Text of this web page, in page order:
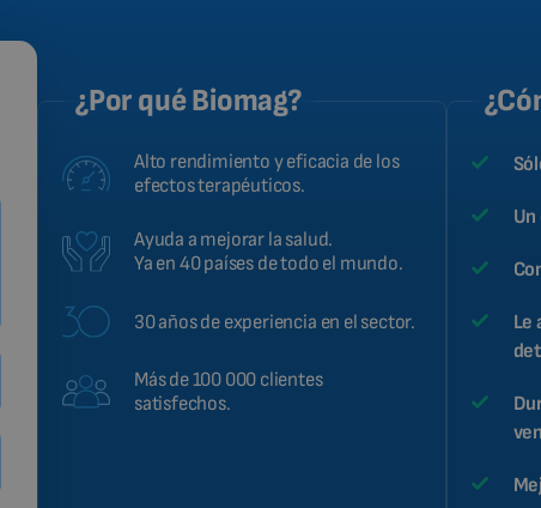
¿Por qué Biomag?
Alto rendimiento y eficacia de los
efectos terapéuticos.
Ayuda a mejorar la salud.
Ya en 40 países de todo el mundo.
30 años de experiencia en el sector.
Más de 100 000 clientes
satisfechos.
Le